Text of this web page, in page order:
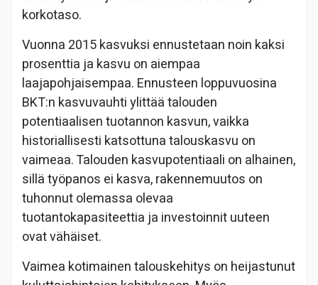
korkotaso.
Vuonna 2015 kasvuksi ennustetaan noin kaksi
prosenttia ja kasvu on aiempaa
laajapohjaisempaa. Ennusteen loppuvuosina
BKT:n kasvuvauhti ylittää talouden
potentiaalisen tuotannon kasvun, vaikka
historiallisesti katsottuna talouskasvu on
vaimeaa. Talouden kasvupotentiaali on alhainen,
sillä työpanos ei kasva, rakennemuutos on
tuhonnut olemassa olevaa
tuotantokapasiteettia ja investoinnit uuteen
ovat vähäiset.
Vaimea kotimainen talouskehitys on heijastunut